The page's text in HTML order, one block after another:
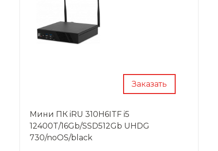
Заказать
Мини ПК iRU 310H6ITF i5
12400T/16Gb/SSD512Gb UHDG
730/noOS/black